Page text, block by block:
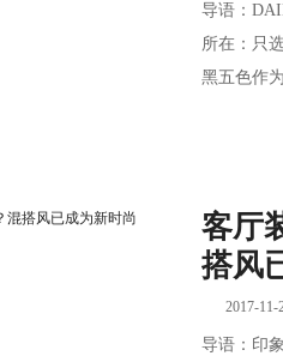
导语：
所在：只
黑五色作
客厅
搭风
2017-11-
导语：印